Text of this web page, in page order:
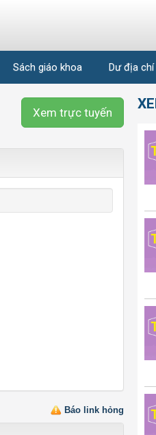
Sách giáo khoa Dư địa chí
Xem trực tuyến
Báo link hỏng